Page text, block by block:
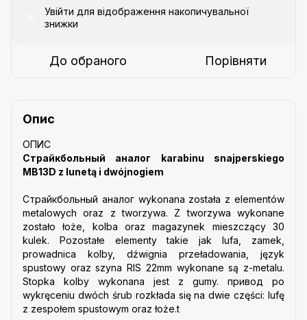
Увійти для відображення накопичувальної
знижки
До обраного Порівняти
Опис
ОПИС
Страйкбольный аналог karabinu snajperskiego
MB13D z lunetą i dwójnogiem
Страйкбольный аналог wykonana została z elementów
metalowych oraz z tworzywa. Z tworzywa wykonane
zostało łoże, kolba oraz magazynek mieszczący 30
kulek. Pozostałe elementy takie jak lufa, zamek,
prowadnica kolby, dźwignia przeładowania , język
spustowy oraz szyna RIS 22mm wykonane są z-metalu.
Stopka kolby wykonana jest z gumy. привод po
wykręceniu dwóch śrub rozkłada się na dwie części: lufę
z zespołem spustowym oraz łoże.t